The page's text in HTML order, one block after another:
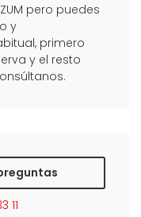
pero puedes
y
primero
y el resto
11